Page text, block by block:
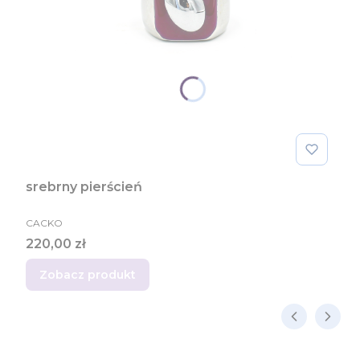
srebrny pierścień
PRODUCENT
CACKO
Cena
220,00 zł
Zobacz produkt